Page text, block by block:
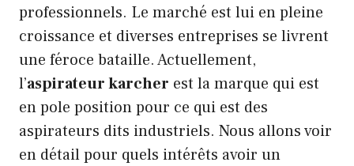
professionnels. Le marché est lui en pleine
croissance et diverses entreprises se livrent
une féroce bataille. Actuellement,
l’aspirateur karcher est la marque qui est
en pole position pour ce qui est des
aspirateurs dits industriels. Nous allons voir
en détail pour quels intérêts avoir un